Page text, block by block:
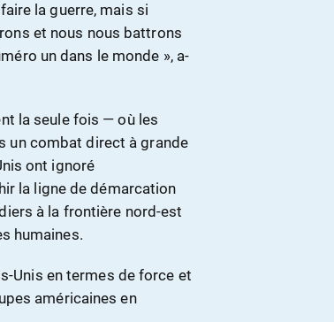
la guerre, mais si
et nous nous battrons
un dans le monde », a-
la seule fois — où les
un combat direct à grande
ont ignoré
la ligne de démarcation
à la frontière nord-est
humaines.
Unis en termes de force et
américaines en